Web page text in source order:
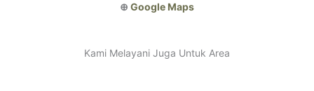
⊕ Google Maps
Kami Melayani Juga Untuk Area